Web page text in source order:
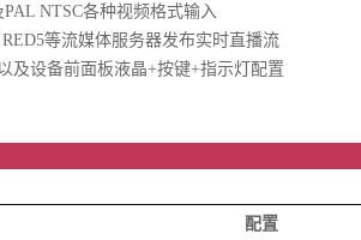
PAL NTSC各种视频格式输入
RED5等流媒体服务器发布实时直播流
及设备前面板液晶+按键+指示灯配置
配置